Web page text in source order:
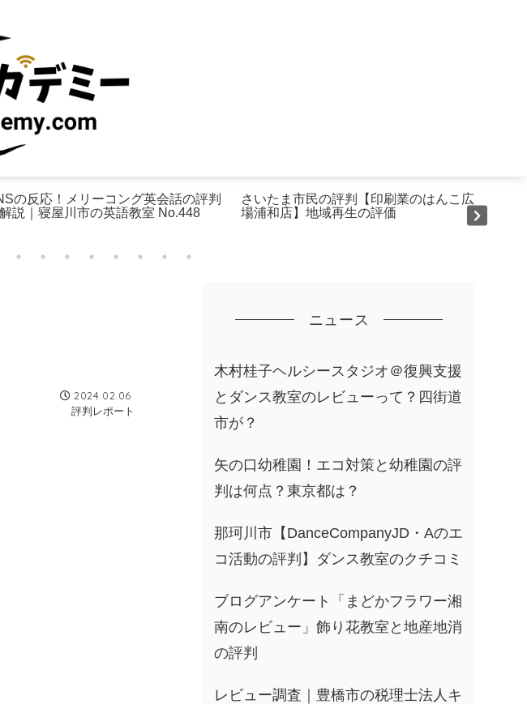
の反応！メリーコング英会話の評判
説｜寝屋川市の英語教室 No.448
さいたま市民の評判【印刷業のはんこ広
場浦和店】地域再生の評価
2024.02.06
評判レポート
ニュース
木村桂子ヘルシースタジオ＠復興支援
とダンス教室のレビューって？四街道
市が？
矢の口幼稚園！エコ対策と幼稚園の評
判は何点？東京都は？
那珂川市【DanceCompanyJD・Aのエ
コ活動の評判】ダンス教室のクチコミ
ブログアンケート「まどかフラワー湘
南のレビュー」飾り花教室と地産地消
の評判
レビュー調査｜豊橋市の税理士法人キ